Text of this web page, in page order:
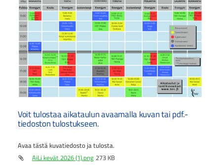
Voit tulostaa aikataulun avaamalla kuvan tai pdf.-
tiedoston tulostukseen.
Avaa tästä kuvatiedosto ja tulosta.
AiLi kevät 2026 (1).png 273 KB